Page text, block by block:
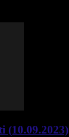
(10.09.2023)